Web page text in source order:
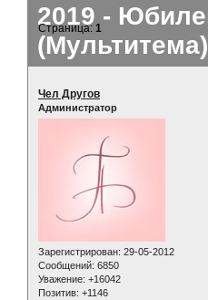
2019 -
(Мультитема)
Страница:1
Чел Другов
Администратор
Зарегистрирован: 29-05-2012
Сообщений: 6850
Уважение: +16042
Позитив: +1146